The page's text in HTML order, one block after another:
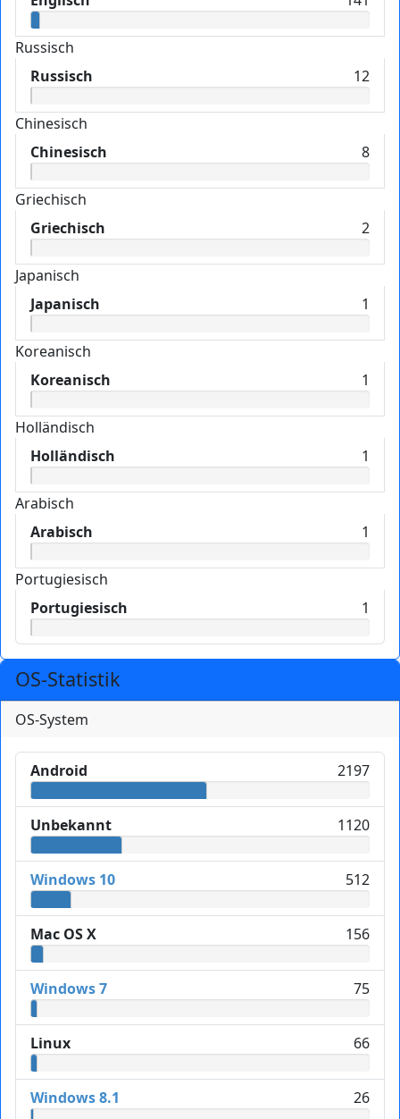
Russisch
Russisch
12
Chinesisch
Chinesisch
8
Griechisch
Griechisch
2
Japanisch
Japanisch
1
Koreanisch
Koreanisch
1
Holländisch
Holländisch
1
Arabisch
Arabisch
1
Portugiesisch
Portugiesisch
1
OS-Statistik
OS-System
Android 2197
Unbekannt 1120
Windows 10 512
Mac OS X 156
Windows 7 75
Linux 66
Windows 8.1 26